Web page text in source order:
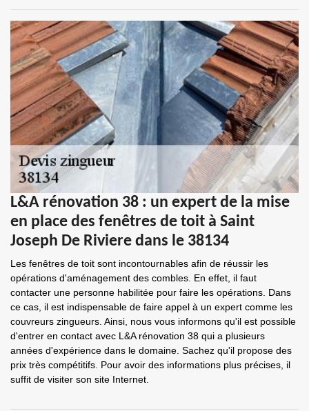
L&A rénovation 38 : un expert de la mise
en place des fenêtres de toit à Saint
Joseph De Riviere dans le 38134
Les fenêtres de toit sont incontournables afin de réussir les
opérations d'aménagement des combles. En effet, il faut
contacter une personne habilitée pour faire les opérations. Dans
ce cas, il est indispensable de faire appel à un expert comme les
couvreurs zingueurs. Ainsi, nous vous informons qu'il est possible
d'entrer en contact avec L&A rénovation 38 qui a plusieurs
années d'expérience dans le domaine. Sachez qu'il propose des
prix très compétitifs. Pour avoir des informations plus précises, il
suffit de visiter son site Internet.